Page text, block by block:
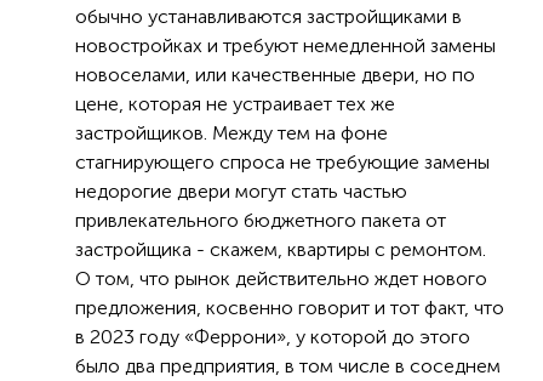
обычно устанавливаются застройщиками в
новостройках и требуют немедленной замены
новоселами, или качественные двери, но по
цене, которая не устраивает тех же
застройщиков. Между тем на фоне
стагнирующего спроса не требующие замены
недорогие двери могут стать частью
привлекательного бюджетного пакета от
застройщика - скажем, квартиры с ремонтом.
О том, что рынок действительно ждет нового
предложения, косвенно говорит и тот факт, что
в 2023 году «Феррони», у которой до этого
было два предприятия, в том числе в соседнем